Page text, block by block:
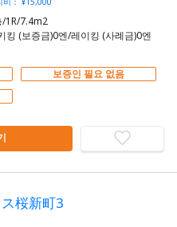
/1R/7.4m2
킹 (보증금)0엔/레이킹 (사례금)0엔
보증인 필요 없음
桜新町3